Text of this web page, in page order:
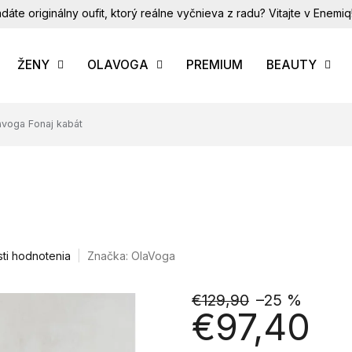
originálny oufit, ktorý reálne vyčnieva z radu? Vitajte v Enemiq!
ŽENY OLAVOGA PREMIUM BEAUTY
Fonaj kabát
hodnotenia Značka: OlaVoga
€129,90 –25 %
€97,40